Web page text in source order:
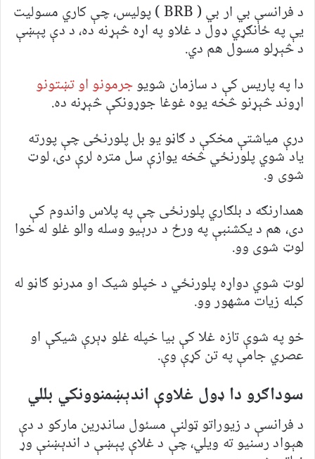
د فرانسې بي ار بي ( BRB ) پولیس، چې کاري مسولیت
یې په ځانګړي ډول د غلاو په اړه څېړنه ده، د دې پېښې
د څېړلو مسول هم دي.
دا په پاریس کې د سازمان شويوجرمونو او تښتونو
اړوند څېړنو څخه یوه غوغا جوړونکې څېړنه ده.
درې میاشتې مخکې د ګاڼو یو بل پلورنځی چې پورته
یاد شوي پلورنځي څخه یوازې سل متره لرې دی، لوټ
شوی و.
همدارنګه د بلګاري پلورنځی چې په پلاس واندوم کې
دی، هم د یکشنبې په ورځ د درېیو وسله والو غلو له خوا
لوټ شوی وو.
لوټ شوي دواړه پلورنځي‌ د خپلو شیک او مډرنو ګاڼو له
کبله زیات مشهور وو.
خو په شوې تازه غلا کې بیا خپله غلو ډېرې شیکې او
عصري جامې په تن کړې وې.
سوداګرو دا ډول غلاوې اندېښمنوونکي بللي
د فرانسې د زیوراتو ټولنې مسئول سانډرین مارکو د دې
هېواد رسنیو ته ویلي، چې د غلاې پېښې د اندېښنې وړ